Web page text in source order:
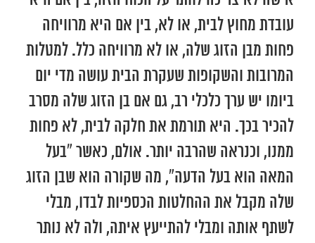
עובדת מחוץ לבית, או לא, בין אם היא מרוויחה
פחות מבן הזוג שלה, או לא מרוויחה כלל. למטלות
המרובות והשקופות שעקרת הבית עושה מדי יום
ביומו יש ערך כלכלי רב, גם אם בן הזוג שלה מסרב
להכיר בכך. היא תורמת את חלקה לבית, לא פחות
ממנו, וכנראה שהרבה יותר. אולם, כאשר “בעל
המאה הוא בעל הדעה”, מה שקורה הוא שבן הזוג
שלה מקבל את ההחלטות הכספיות לבדו, מבלי
לשתף אותה ומבלי להתייעץ איתה, ולה לא נותר